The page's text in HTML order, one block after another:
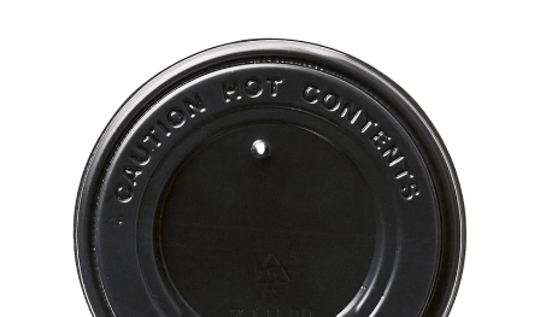
udvide
og
minus
til
zoome
panorere